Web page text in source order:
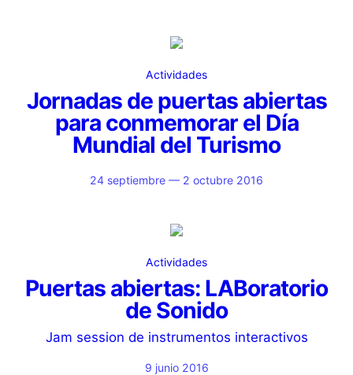
Actividades
Jornadas de puertas abiertas
para conmemorar el Día
Mundial del Turismo
24 septiembre — 2 octubre 2016
Actividades
Puertas abiertas: LABoratorio
de Sonido
Jam session de instrumentos interactivos
9 junio 2016